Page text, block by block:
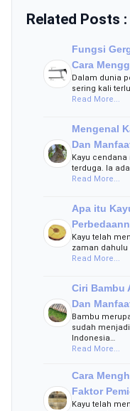
Related Posts :
Fungsi
Cara
Dalam dunia
sering kali
Read More...
Mengenal
Dan
Kayu
terduga. Ia
Read More...
Apa itu
Kayu telah
zaman dahulu
Read More...
Ciri Bambu
Dan
Bambu
sudah
Indonesia…
Read More...
Cara
Faktor
Kayu telah